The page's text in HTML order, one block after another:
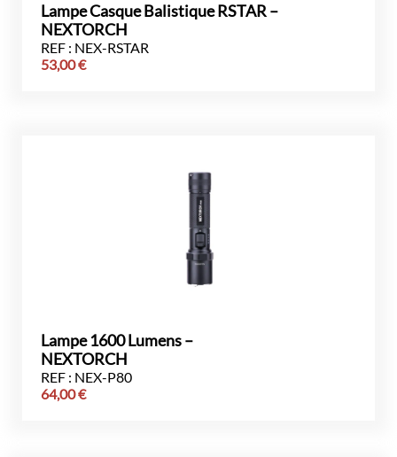
Lampe Casque Balistique RSTAR –
NEXTORCH
REF : NEX-RSTAR
53,00€
Lampe 1600 Lumens –
NEXTORCH
REF : NEX-P80
64,00€